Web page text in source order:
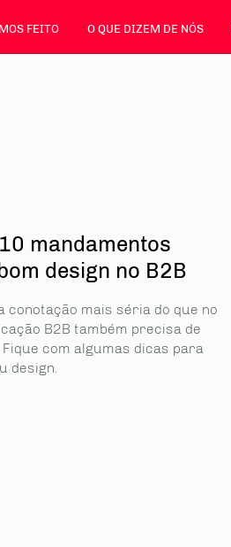
FEITO O QUE DIZEM DE NÓS
mandamentos
design no B2B
conotação mais séria do que no
B2B também precisa de
com algumas dicas para
design.